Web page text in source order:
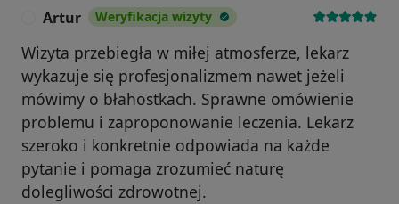
Artur Weryfikacja wizyty
Wizyta przebiegła w miłej atmosferze, lekarz
wykazuje się profesjonalizmem nawet jeżeli
mówimy o błahostkach. Sprawne omówienie
problemu i zaproponowanie leczenia. Lekarz
szeroko i konkretnie odpowiada na każde
pytanie i pomaga zrozumieć naturę
dolegliwości zdrowotnej.